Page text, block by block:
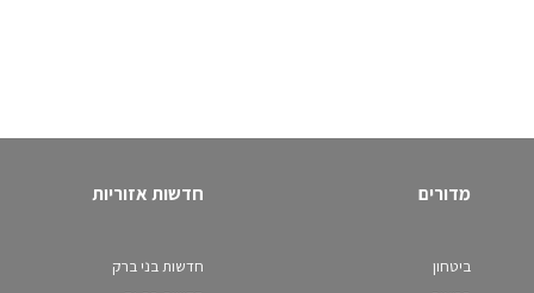
מדורים
ביטחון
חדשות אזוריות
חדשות בני ברק